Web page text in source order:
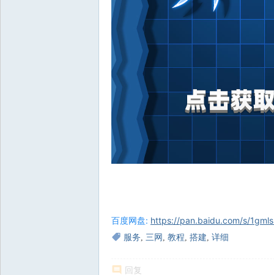
百度网盘: https://pan.baidu.com/s/
服务, 三网 , 教程, 搭建, 详细
回复